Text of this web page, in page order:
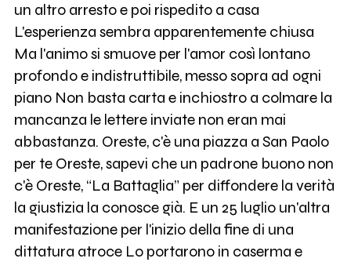
un altro arresto e poi rispedito a casa
L'esperienza sembra apparentemente chiusa
Ma l'animo si smuove per l'amor così lontano
profondo e indistruttibile, messo sopra ad ogni
piano Non basta carta e inchiostro a colmare la
mancanza le lettere inviate non eran mai
abbastanza. Oreste, c'è una piazza a San Paolo
per te Oreste, sapevi che un padrone buono non
c'è Oreste, “La Battaglia” per diffondere la verità
la giustizia la conosce già. E un 25 luglio un'altra
manifestazione per l'inizio della fine di una
dittatura atroce Lo portarono in caserma e